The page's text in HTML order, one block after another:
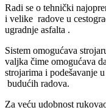
Radi se o tehnički
i velike radove u
ugradnje asfalta .
Sistem omogućava
valjka čime omogućava
strojarima i podešavanje
budućih radova.
Za veću udobnost